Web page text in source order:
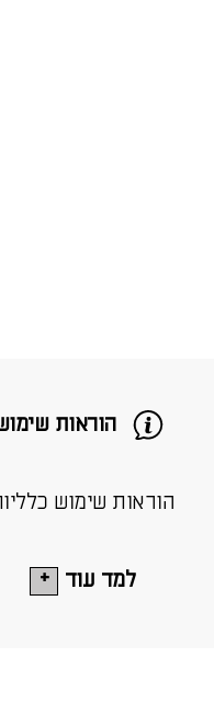
הוראות
הוראות שימוש
למד עוד